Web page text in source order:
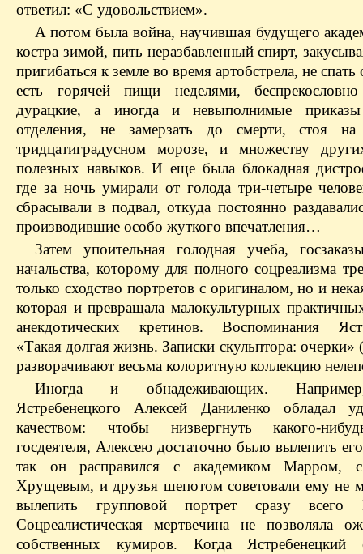
ответил: «С удовольствием».
А потом была война, научившая будущего
костра зимой, пить неразбавленный спирт,
пригибаться к земле во время артобстрела, не спать
есть горячей пищи неделями,
дурацкие, а иногда и невыполнимые приказы
отделения, не замерзать до смерти, стоя
тридцатиградусном морозе, и множеству
полезных навыков. И еще была блокадная
где за ночь умирали от голода три-четыре
сбрасывали в подвал, откуда постоянно
производившие особо жуткого впечатления…
Затем упоительная голодная учеба,
начальства, которому для полного соцреализма
только сходство портретов с оригиналом, но и
которая и превращала малокультурных
анекдотических кретинов. Воспоминания
«Такая долгая жизнь. Записки скульптора:
разворачивают весьма колоритную коллекцию
Иногда и обнадеживающих.
Ястребенецкого Алексей Даниленко обладал
качеством: чтобы низвергнуть какого-
госдеятеля, Алексею достаточно было вылепить
так он расправился с академиком Марром,
Хрущевым, и друзья шепотом советовали ему не
вылепить групповой портрет сразу всего
Соцреалистическая мертвечина не позволяла
собственных кумиров. Когда Ястребенецкий